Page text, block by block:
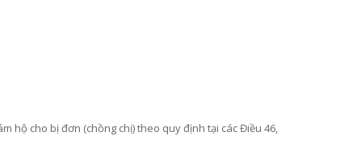
hộ cho bị đơn (chồng chị) theo quy định tại các Điều 46,